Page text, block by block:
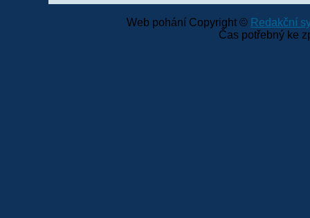
Web pohání Copyright © Redakční
Čas potřebný ke